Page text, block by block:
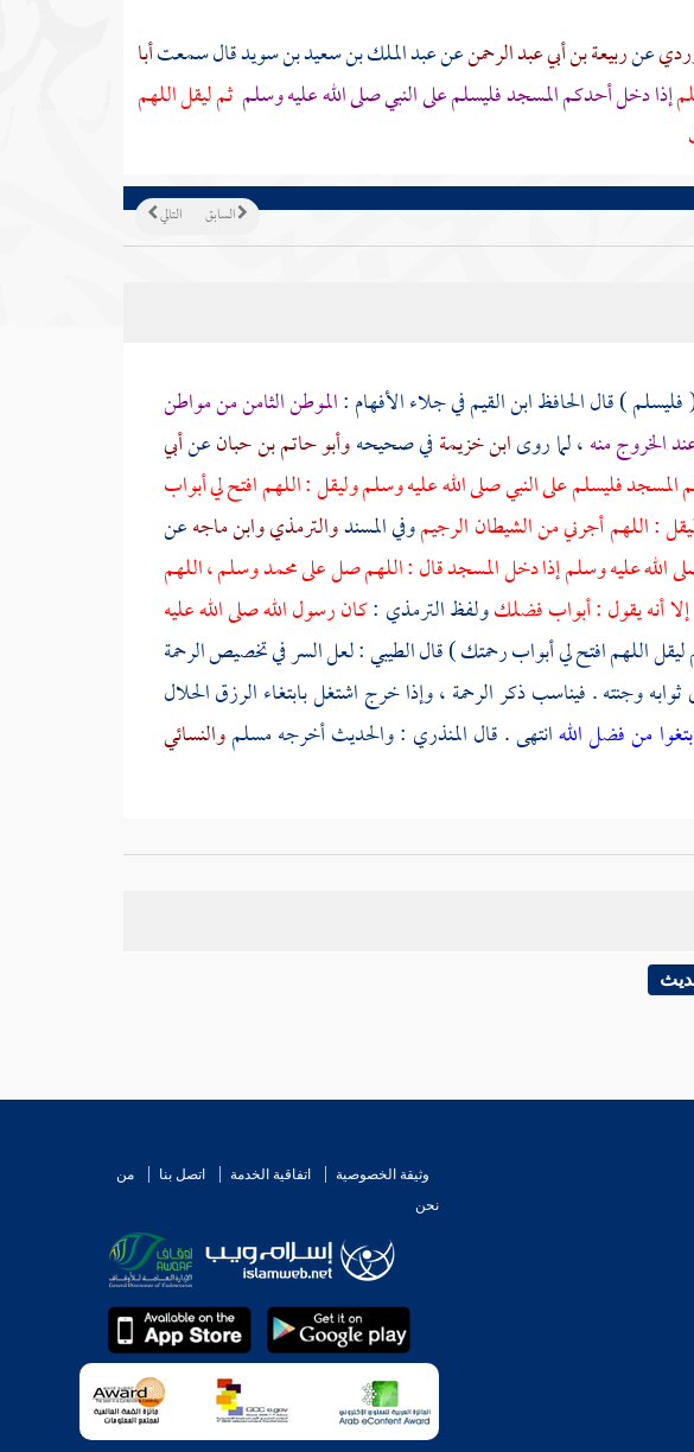
عنربيعة بن أبي عبد الرحمنعنعبد الملك بن سعيد بن سويدقال سمعتأبا
إذا دخل أحدكم المسجد فليسلم على النبي صلى الله عليه وسلم ثم ليقل اللهم
التالي السابق
) قال الحافظابن القيمفي جلاء الأفهام :الموطن الثامن من مواطن
الخروج منه، لما روىابن خزيمةفي صحيحهوأبو حاتم بن حبانعنأبي
فليسلم على النبي صلى الله عليه وسلم وليقل : اللهم افتح لي أبواب
: اللهم أجرني من الشيطان الرجيموفي المسندوالترمذيوابن ماجهعن
الله عليه وسلم إذا دخل المسجد قال : اللهم صل علىمحمدوسلم ، اللهم
إلا أنه يقول : أبواب فضلكولفظالترمذي :كان رسول الله صلى الله عليه
اللهم افتح لي أبواب رحمتك ) قالالطيبي: لعل السر في تخصيص الرحمة
وجنته . فيناسب ذكر الرحمة ، وإذا خرج اشتغل بابتغاء الرزق الحلال
من فضل اللهانتهى . قالالمنذري : والحديث أخرجهمسلموالنسائي
وثيقة الخصوصية اتفاقية الخدمة اتصل بنا
من
نحن